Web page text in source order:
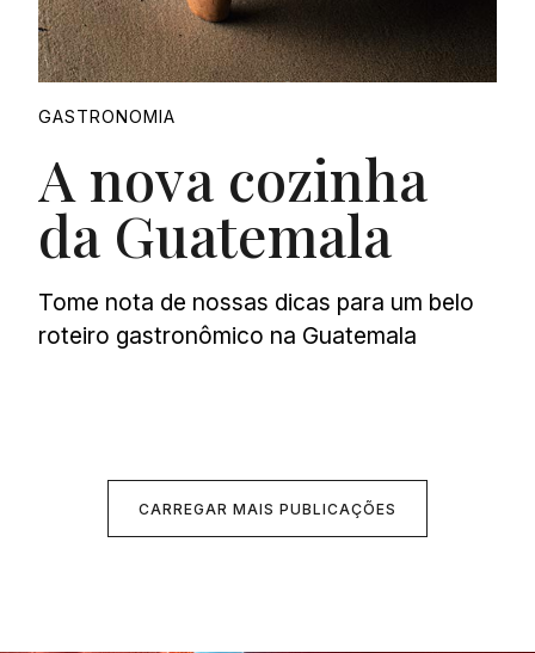
GASTRONOMIA
A nova cozinha
da Guatemala
Tome nota de nossas dicas para um belo
roteiro gastronômico na Guatemala
CARREGAR MAIS PUBLICAÇÕES